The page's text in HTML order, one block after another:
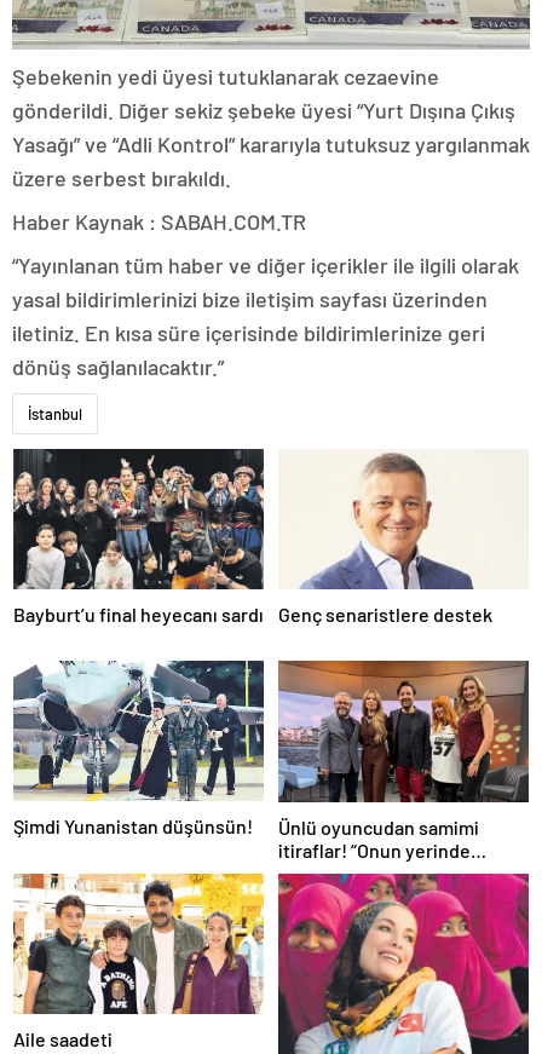
Şebekenin yedi üyesi tutuklanarak cezaevine
gönderildi. Diğer sekiz şebeke üyesi “Yurt Dışına Çıkış
Yasağı” ve “Adli Kontrol” kararıyla tutuksuz yargılanmak
üzere serbest bırakıldı.
Haber Kaynak : SABAH.COM.TR
“Yayınlanan tüm haber ve diğer içerikler ile ilgili olarak
yasal bildirimlerinizi bize iletişim sayfası üzerinden
iletiniz. En kısa süre içerisinde bildirimlerinize geri
dönüş sağlanılacaktır.”
İstanbul
Bayburt’u final heyecanı sardı Genç senaristlere destek
Şimdi Yunanistan düşünsün!
Ünlü oyuncudan samimi
itiraflar! “Onun yerinde
olsaydım diye çok düşündüm”
Aile saadeti